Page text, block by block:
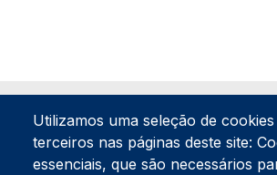
Utilizamos uma seleção de
terceiros nas páginas deste site:
essenciais, que são necessários